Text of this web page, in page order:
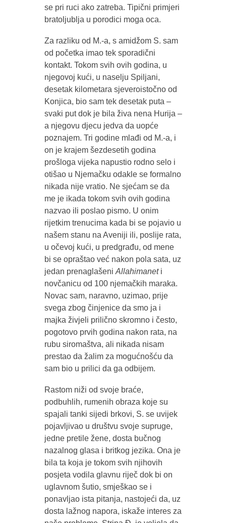
se pri ruci ako zatreba. Tipični primjeri
bratoljublja u porodici moga oca.
Za razliku od M.-a, s amidžom S. sam
od početka imao tek sporadični
kontakt. Tokom svih ovih godina, u
njegovoj kući, u naselju Spiljani,
desetak kilometara sjeveroistočno od
Konjica, bio sam tek desetak puta –
svaki put dok je bila živa nena Hurija –
a njegovu djecu jedva da uopće
poznajem. Tri godine mlađi od M.-a, i
on je krajem šezdesetih godina
prošloga vijeka napustio rodno selo i
otišao u Njemačku odakle se formalno
nikada nije vratio. Ne sjećam se da
me je ikada tokom svih ovih godina
nazvao ili poslao pismo. U onim
rijetkim trenucima kada bi se pojavio u
našem stanu na Aveniji ili, poslije rata,
u očevoj kući, u predgrađu, od mene
bi se opraštao već nakon pola sata, uz
jedan prenaglašeni Allahimaneti
novčanicu od 100 njemačkih maraka.
Novac sam, naravno, uzimao, prije
svega zbog činjenice da smo ja i
majka živjeli prilično skromno i često,
pogotovo prvih godina nakon rata, na
rubu siromaštva, ali nikada nisam
prestao da žalim za mogućnošću da
sam bio u prilici da ga odbijem.
Rastom niži od svoje braće,
podbuhlih, rumenih obraza koje su
spajali tanki sijedi brkovi, S. se uvijek
pojavljivao u društvu svoje supruge,
jedne pretile žene, dosta bučnog
nazalnog glasa i britkog jezika. Ona je
bila ta koja je tokom svih njihovih
posjeta vodila glavnu riječ dok bi on
uglavnom šutio, smješkao se i
ponavljao ista pitanja, nastojeći da, uz
dosta lažnog napora, iskaže interes za